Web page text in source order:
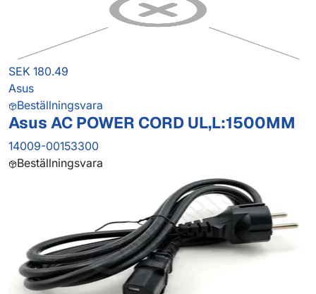
SEK 180.49
Asus
Beställningsvara
Asus AC POWER CORD UL,L:1500MM
14009-00153300
Beställningsvara